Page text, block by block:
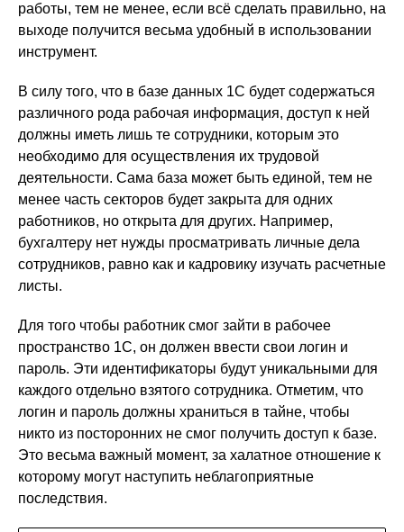
работы, тем не менее, если всё сделать правильно, на
выходе получится весьма удобный в использовании
инструмент.
В силу того, что в базе данных 1С будет содержаться
различного рода рабочая информация, доступ к ней
должны иметь лишь те сотрудники, которым это
необходимо для осуществления их трудовой
деятельности. Сама база может быть единой, тем не
менее часть секторов будет закрыта для одних
работников, но открыта для других. Например,
бухгалтеру нет нужды просматривать личные дела
сотрудников, равно как и кадровику изучать расчетные
листы.
Для того чтобы работник смог зайти в рабочее
пространство 1С, он должен ввести свои логин и
пароль. Эти идентификаторы будут уникальными для
каждого отдельно взятого сотрудника. Отметим, что
логин и пароль должны храниться в тайне, чтобы
никто из посторонних не смог получить доступ к базе.
Это весьма важный момент, за халатное отношение к
которому могут наступить неблагоприятные
последствия.